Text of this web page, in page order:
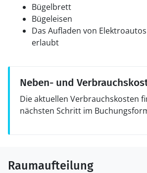
Bügelbrett
Bügeleisen
Das Aufladen von
erlaubt
Neben- und
Die aktuellen Verbrauchskosten
nächsten Schritt im
Raumaufteilung